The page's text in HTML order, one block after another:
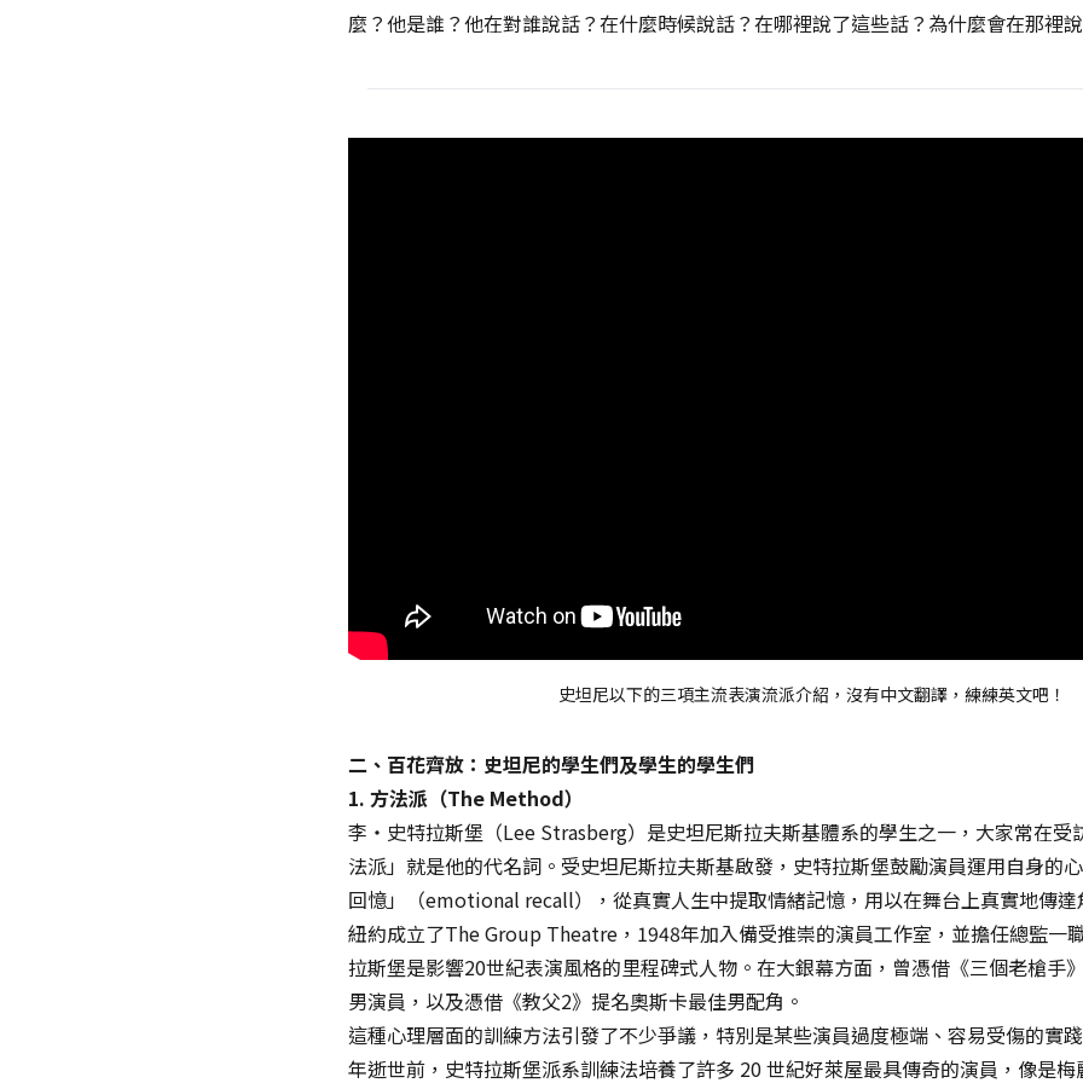
麼？他是誰？他在對誰說話？在什麼時候說話？在哪裡說了這些話？為什麼會在那裡
史坦尼以下的三項主流表演流派介紹，沒有中文翻譯，練練英文吧！
二、百花齊放：史坦尼的學生們及學生的學生們
1. 方法派（The Method）
李・史特拉斯堡（Lee Strasberg）是史坦尼斯拉夫斯基體系的學生之一，大家常在受
法派」就是他的代名詞。受史坦尼斯拉夫斯基啟發，史特拉斯堡鼓勵演員運用自身的
回憶」（emotional recall），從真實人生中提取情緒記憶，用以在舞台上真實地傳
紐約成立了The Group Theatre，1948年加入備受推崇的演員工作室，並擔任總監一
拉斯堡是影響20世紀表演風格的里程碑式人物。在大銀幕方面，曾憑借《三個老槍手
男演員，以及憑借《教父2》提名奧斯卡最佳男配角。
這種心理層面的訓練方法引發了不少爭議，特別是某些演員過度極端、容易受傷的實
年逝世前，史特拉斯堡派系訓練法培養了許多 20 世紀好萊屋最具傳奇的演員，像是